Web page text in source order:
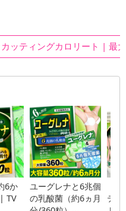
ッティングカロリート | 最
6か
TV
ユーグレナと6兆個
の乳酸菌（約6ヵ月
テ